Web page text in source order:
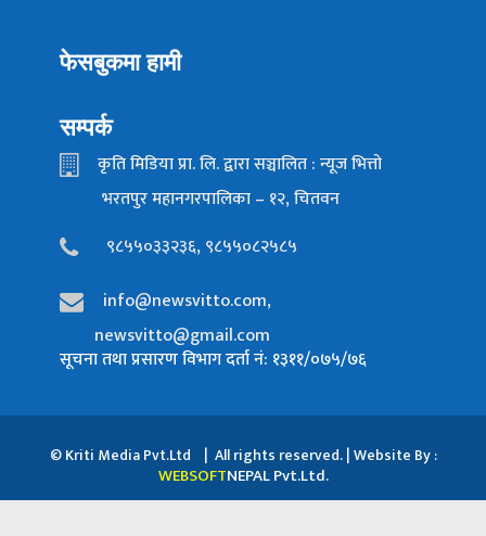
फेसबुकमा हामी
सम्पर्क
कृति मिडिया प्रा. लि. द्वारा सञ्चालित : न्यूज भित्तो
भरतपुर महानगरपालिका – १२, चितवन
९८५५०३३२३६, ९८५५०८२५८५
info@newsvitto.com,
newsvitto@gmail.com
सूचना तथा प्रसारण विभाग दर्ता नं: १३११/०७५/७६
© Kriti Media Pvt.Ltd | All rights reserved. | Website By :
WEBSOFTNEPAL Pvt.Ltd.